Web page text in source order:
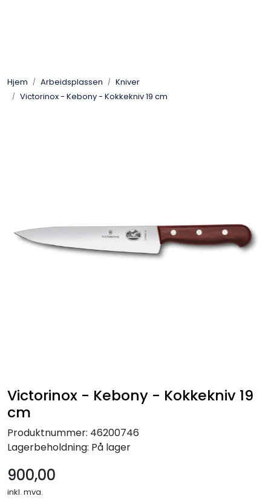
Hjem Arbeidsplassen
Kniver
Victorinox - Kebony - Kokkekniv 19 cm
Victorinox - Kebony - Kokkekniv 19
cm
Produktnummer: 46200746
Lagerbeholdning: På lager
900,00
inkl. mva.
Batteri / Booster / Lader